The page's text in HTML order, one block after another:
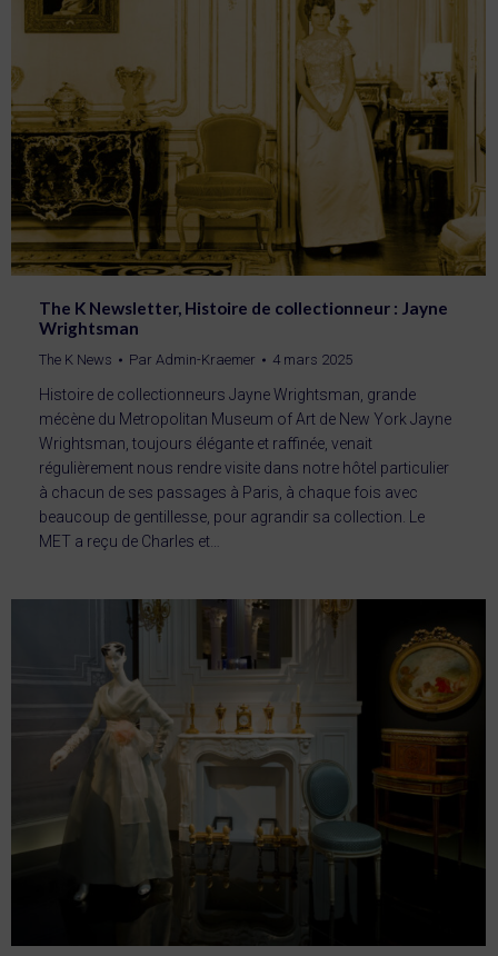
The K Newsletter, Histoire de collectionneur : Jayne
Wrightsman
The K News Par Admin-Kraemer 4 mars 2025
Histoire de collectionneurs Jayne Wrightsman, grande
mécène du Metropolitan Museum of Art de New York Jayne
Wrightsman, toujours élégante et raffinée, venait
régulièrement nous rendre visite dans notre hôtel particulier
à chacun de ses passages à Paris, à chaque fois avec
beaucoup de gentillesse, pour agrandir sa collection. Le
MET a reçu de Charles et…